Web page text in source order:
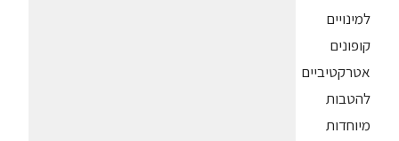
למינויים
קופונים
אטרקטיביים
להטבות
מיוחדות